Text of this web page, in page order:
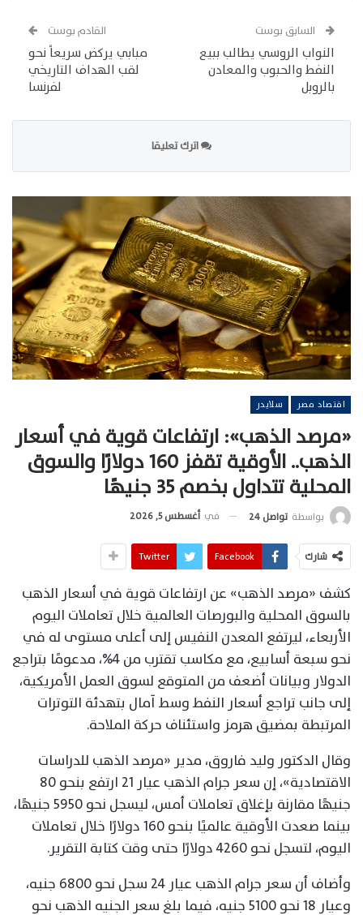
السابق بوست
النواب الروسي يطالب ببيع
النفط والحبوب والمعادن
بالروبل
القادم بوست
مبابي يركض سريعاً نحو
لقب الهداف التاريخي
لفرنسا
اترك تعليقا
اقتصاد مصر سلايدر
«مرصد الذهب»: ارتفاعات قوية في أسعار
الذهب.. الأوقية تقفز 160 دولارًا والسوق
المحلية تتداول بخصم 35 جنيهًا
بواسطة تواصل 24 في أغسطس 5, 2026
شارك Facebook
Twitter
كشف «مرصد الذهب» عن ارتفاعات قوية في أسعار الذهب
بالسوق المحلية والبورصات العالمية خلال تعاملات اليوم
الأربعاء، ليرتفع المعدن النفيس إلى أعلى مستوى له في
نحو سبعة أسابيع، مع مكاسب تقترب من 4%، مدعومًا بتراجع
الدولار وبيانات أضعف من المتوقع لسوق العمل الأمريكية،
إلى جانب تراجع أسعار النفط وسط آمال بتهدئة التوترات
المرتبطة بمضيق هرمز واستئناف حركة الملاحة.
وقال الدكتور وليد فاروق، مدير «مرصد الذهب للدراسات
الاقتصادية»، إن سعر جرام الذهب عيار 21 ارتفع بنحو 80
جنيهًا مقارنة بإغلاق تعاملات أمس، ليسجل نحو 5950 جنيهًا،
بينما صعدت الأوقية عالميًا بنحو 160 دولارًا خلال تعاملات
اليوم، لتسجل نحو 4260 دولارًا حتى وقت كتابة التقرير.
وأضاف أن سعر جرام الذهب عيار 24 سجل نحو 6800 جنيه،
وعيار 18 نحو 5100 جنيه، فيما بلغ سعر الجنيه الذهب نحو